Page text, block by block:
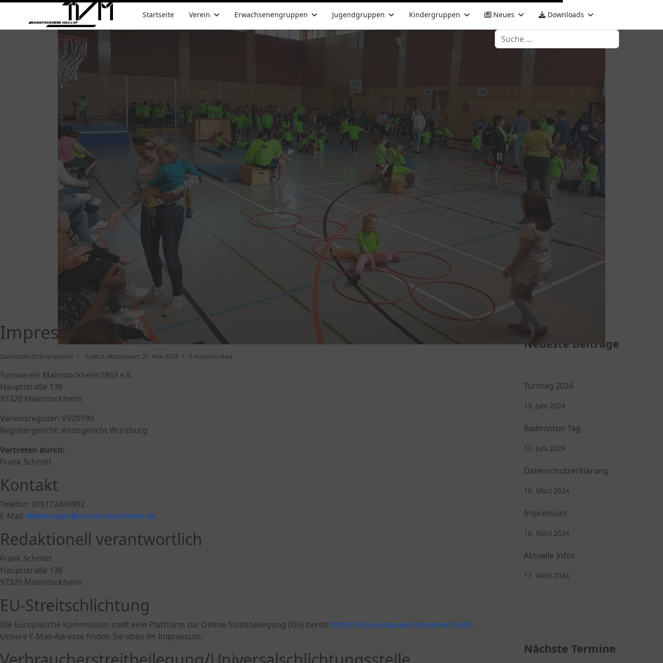
Startseite Verein Erwachsenengruppen Jugendgruppen Kindergruppen Neues Downloads
Suchen
Turntag 2024
der Turntag des Turnverein Mainstockheim am 27.04.2024 war wieder ein voller Erfolg73 Kinder und Jugendliche haben in 5 Altersgruppen ihre
Übungen absolviert und den begeisterten anwesendend Eltern ihr Können gezeigt.Die kleineren Kinder haben auch mit Spannung gesehen was
die jugendlichen Turnerinnen durch konstantes und ehrgeiziges Training erreichen können.mit sportlichen Grüßeneuere Übungsleitergleich
vormerken: der Turntag 2025 findet am 26.04.2025 statt
Impressum
Datenschutz/Impressum Zuletzt aktualisiert: 21. Mai 2024 0 minutes read
Turnverein Mainstockheim1863 e.V.
Hauptstraße 138
97320 Mainstockheim
Vereinsregister: VR20190
Registergericht: Amtsgericht Würzburg
Vertreten durch:
Frank Schmitt
Kontakt
Telefon: 015172489992
E-Mail: Webmaster@tv-mainstockheim.de
Redaktionell verantwortlich
Frank Schmitt
Hauptstraße 138
97320 Mainstockheim
EU-Streitschlichtung
Die Europäische Kommission stellt eine Plattform zur Online-Streitbeilegung (OS) bereit: https://ec.europa.eu/consumers/odr/.
Unsere E-Mail-Adresse finden Sie oben im Impressum.
Neueste Beiträge
Turntag 2024
13. Juni 2024
Badminton Tag
13. Juni 2024
Datenschutzerklärung
18. März 2024
Impressum
18. März 2024
Aktuelle Infos
17. März 2024
Nächste Termine